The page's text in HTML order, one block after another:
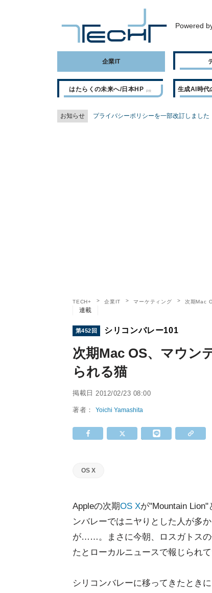
Powered
企業IT
はたらくの未来へ/日本HP 生成AI時代
お知らせ プライバシーポリシーを一部改訂しました
TECH+ 企業IT マーケティング 次期Mac
連載
第452回 シリコンバレー101
次期Mac OS、マウン
られる猫
掲載日 2012/02/23 08:00
著者：Yoichi Yamashita
OS X
Appleの次期OS Xが"Mountain
ンバレーではニヤりとした人が多
が……。まさに今朝、ロスガトスの
たとローカルニュースで報じられて
シリコンバレーに移ってきたとき